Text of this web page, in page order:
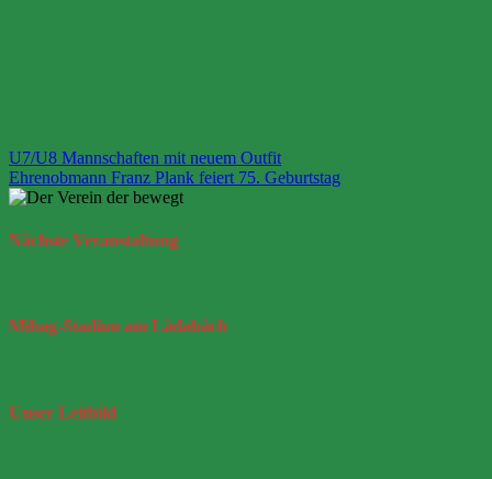
Beitragsnavigation
U7/U8 Mannschaften mit neuem Outfit
Ehrenobmann Franz Plank feiert 75. Geburtstag
Nächste Veranstaltung
Mibag-Stadion am Lådabåch
Unser Leitbild